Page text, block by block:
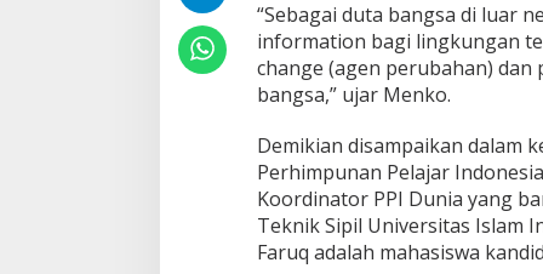
e
m
b
a
w
C
t
r
a
P
“Sebagai duta bangsa di luar
information bagi lingkungan
change (agen perubahan)
bangsa,” ujar Menko.
Demikian disampaikan dalam
Perhimpunan Pelajar
Koordinator PPI Dunia yang
Teknik Sipil Universitas Islam
Faruq adalah mahasiswa